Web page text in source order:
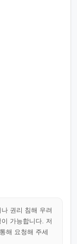
권리 침해 우려
가능합니다. 저
해 요청해 주세